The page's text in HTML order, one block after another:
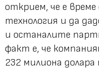
открием, че е
технология и да
и останалите
факт е, че
232 милиона